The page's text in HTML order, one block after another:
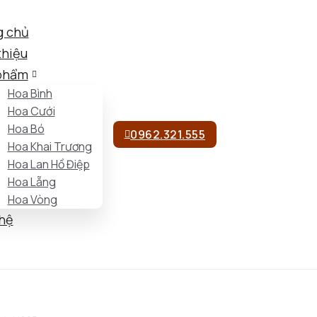
chủ
Hoa Bình
Hoa Cưới
Hoa Bó
Hoa Khai Trương
Hoa Lan Hồ Điệp
Hoa Lẵng
Hoa Vòng
0962.321.555